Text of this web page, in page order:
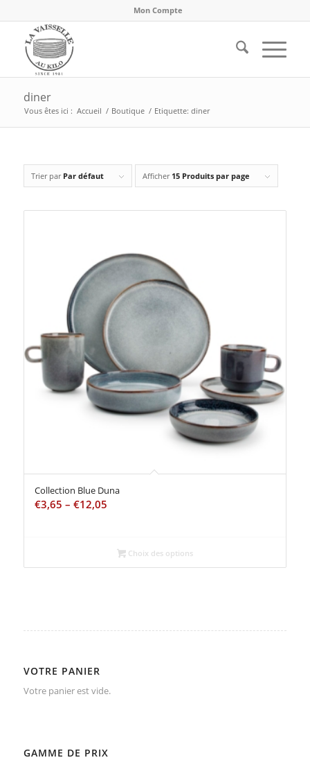
Mon Compte
diner
Vous êtes ici : Accueil / Boutique / Etiquette: diner
Trier par Par défaut Afficher 15 Produits par page
Collection Blue Duna
€3,65 – €12,05
Choix des options
VOTRE PANIER
Votre panier est vide.
GAMME DE PRIX